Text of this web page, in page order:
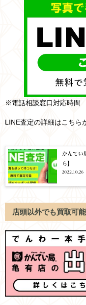
※電話相談窓口対応時間
LINE査定の詳細はこちら
かんてい
ら】
2022.10.26
店頭以外でも買取可能